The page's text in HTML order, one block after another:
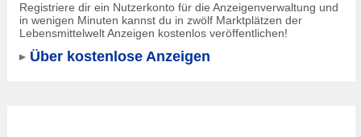
Registriere dir ein Nutzerkonto für die Anzeigenverwaltung und
in wenigen Minuten kannst du in zwölf Marktplätzen der
Lebensmittelwelt Anzeigen kostenlos veröffentlichen!
Über kostenlose Anzeigen